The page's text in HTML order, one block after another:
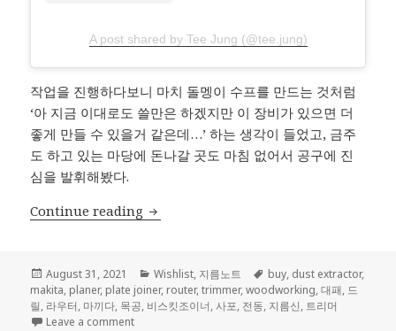
A post shared by Tee Jung (@tee.jung)
작업을 진행하다보니 마치 돌멩이 수프를 만드는 것처럼
‘아 지금 이대로도 쓸만은 하겠지만 이 장비가 있으면 더
좋게 만들 수 있을거 같은데…’ 하는 생각이 들었고, 금주
도 하고 있는 마당에 돈나갈 곳도 마침 없어서 공구에 진
심을 발휘해봤다.
Continue reading 마끼다 전동 공구 수집
Posted
on
August 31, 2021 Categories
Wishlist, 지름노트 Tags
buy, dust extractor,
makita, planer, plate joiner, router,trimmer,woodworking,대패, 드
릴, 라우터, 마끼다, 목공, 비스킷조이너, 사포, 전동, 지름신, 트리머
Leave a commenton 마끼다 전동 공구 수집